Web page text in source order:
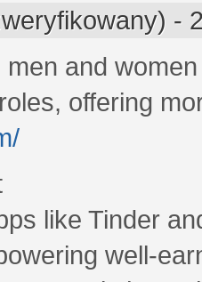
-
men and
offering
like Tinder
well-